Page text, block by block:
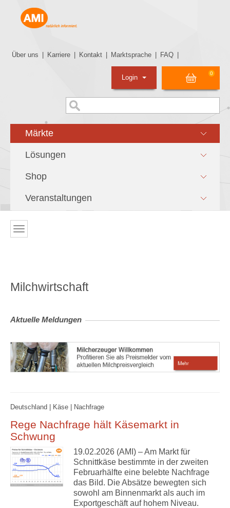
Über uns Karriere Kontakt Marktsprache FAQ
0
Login
Märkte
Lösungen
Shop
Veranstaltungen
Milchwirtschaft
Aktuelle Meldungen
Deutschland | Käse | Nachfrage
Rege Nachfrage hält Käsemarkt in
Schwung
19.02.2026 (AMI) – Am Markt für
Schnittkäse bestimmte in der zweiten
Februarhälfte eine belebte Nachfrage
das Bild. Die Absätze bewegten sich
sowohl am Binnenmarkt als auch im
Exportgeschäft auf hohem Niveau.